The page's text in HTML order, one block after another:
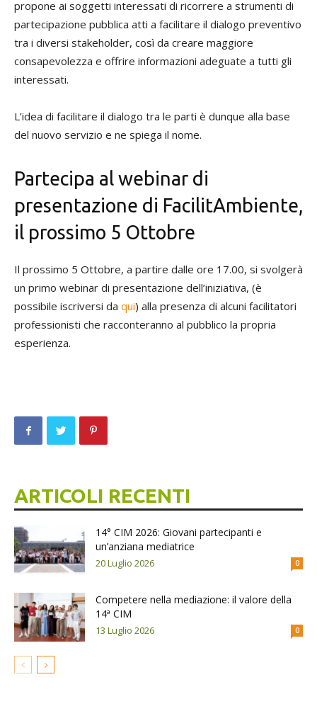
propone ai soggetti interessati di ricorrere a strumenti di
partecipazione pubblica atti a facilitare il dialogo preventivo
tra i diversi stakeholder, così da creare maggiore
consapevolezza e offrire informazioni adeguate a tutti gli
interessati.
L’idea di facilitare il dialogo tra le parti è dunque alla base
del nuovo servizio e ne spiega il nome.
Partecipa al webinar di
presentazione di FacilitAmbiente,
il prossimo 5 Ottobre
Il prossimo 5 Ottobre, a partire dalle ore 17.00, si svolgerà
un primo webinar di presentazione dell’iniziativa, (è
possibile iscriversi da qui) alla presenza di alcuni facilitatori
professionisti che racconteranno al pubblico la propria
esperienza.
ARTICOLI RECENTI
14° CIM 2026: Giovani partecipanti e
un’anziana mediatrice
20 Luglio 2026 0
Competere nella mediazione: il valore della
14ª CIM
13 Luglio 2026 0